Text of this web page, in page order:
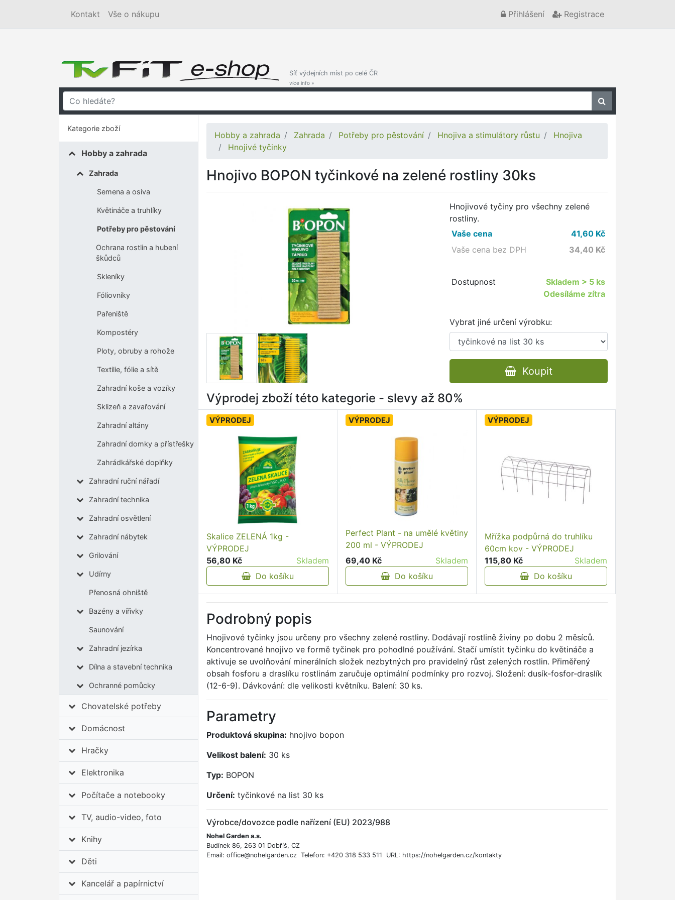
Kontakt Vše o nákupu Přihlášení Registrace
Síť výdejních míst po celé ČR
více info »
Kategorie zboží
Hobby a zahrada
Zahrada
Semena a osiva
Květináče a truhlíky
Potřeby pro pěstování
Ochrana rostlin a hubení
škůdců
Skleníky
Fóliovníky
Pařeniště
Kompostéry
Ploty, obruby a rohože
Textilie, fólie a sítě
Zahradní koše a vozíky
Sklizeň a zavařování
Zahradní altány
Zahradní domky a přístřešky
Zahrádkářské doplňky
Zahradní ruční nářadí
Zahradní technika
Zahradní osvětlení
Zahradní nábytek
Grilování
Udírny
Přenosná ohniště
Bazény a vířivky
Saunování
Zahradní jezírka
Dílna a stavební technika
Ochranné pomůcky
Chovatelské potřeby
Domácnost
Hračky
Elektronika
Počítače a notebooky
TV, audio-video, foto
Knihy
Děti
Kancelář a papírnictví
Hobby a zahrada Zahrada Potřeby pro pěstování Hnojiva a stimulátory růstu
Hnojiva
Hnojivé tyčinky
Hnojivo BOPON tyčinkové na zelené rostliny 30ks
Hnojivové tyčiny pro všechny zelené
rostliny.
Vaše cena
41,60Kč
Vaše cena bez DPH
34,40 Kč
Dostupnost Skladem > 5 ks
Odesíláme zítra
Vybrat jiné určení výrobku:
Koupit
Výprodej zboží této kategorie - slevy až 80%
VÝPRODEJ
Skalice ZELENÁ 1kg -
VÝPRODEJ
56,80 Kč
Skladem
Do košíku
VÝPRODEJ
Perfect Plant - na umělé květiny
200 ml - VÝPRODEJ
69,40 Kč
Skladem
Do košíku
VÝPRODEJ
Mřížka podpůrná do truhlíku
60cm kov - VÝPRODEJ
115,80 Kč
Skladem
Do košíku
Podrobný popis
Hnojivové tyčinky jsou určeny pro všechny zelené rostliny. Dodávají rostlině živiny po dobu 2 měsíců.
Koncentrované hnojivo ve formě tyčinek pro pohodlné používání. Stačí umístit tyčinku do květináče a
aktivuje se uvolňování minerálních složek nezbytných pro pravidelný růst zelených rostlin. Přiměřený
obsah fosforu a draslíku rostlinám zaručuje optimální podmínky pro rozvoj. Složení: dusík-fosfor-draslík
(12-6-9). Dávkování: dle velikosti květníku. Balení: 30 ks.
Parametry
Produktová skupina: hnojivo bopon
Velikost balení: 30 ks
Typ: BOPON
Určení: tyčinkové na list 30 ks
Výrobce/dovozce podle nařízení (EU) 2023/988
Nohel Garden a.s.
Budínek 86, 263 01 Dobříš, CZ
Email: office@nohelgarden.cz Telefon: +420 318 533 511 URL: https://nohelgarden.cz/kontakty